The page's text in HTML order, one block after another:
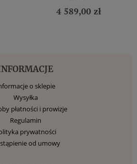
4 589,00 zł
o sklepie
Wysyłka
płatności i prowizje
Regulamin
prywatności
od umowy